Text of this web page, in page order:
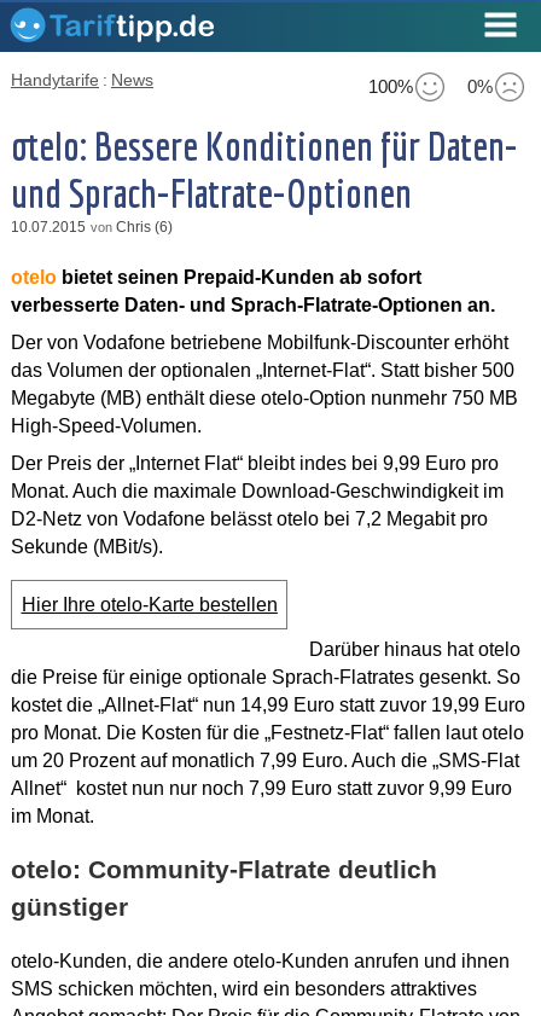
100% 0%
Handytarife : News
otelo: Bessere Konditionen für Daten-
und Sprach-Flatrate-Optionen
10.07.2015 von Chris (6)
otelobietet seinen Prepaid-Kunden ab sofort
verbesserte Daten- und Sprach-Flatrate-Optionen an.
Der von Vodafone betriebene Mobilfunk-Discounter erhöht
das Volumen der optionalen „Internet-Flat“. Statt bisher 500
Megabyte (MB) enthält diese otelo-Option nunmehr 750 MB
High-Speed-Volumen.
Der Preis der „Internet Flat“ bleibt indes bei 9,99 Euro pro
Monat. Auch die maximale Download-Geschwindigkeit im
D2-Netz von Vodafone belässt otelo bei 7,2 Megabit pro
Sekunde (MBit/s).
Hier Ihre otelo-Karte bestellen
Darüber hinaus hat otelo
die Preise für einige optionale Sprach-Flatrates gesenkt. So
kostet die „Allnet-Flat“ nun 14,99 Euro statt zuvor 19,99 Euro
pro Monat. Die Kosten für die „Festnetz-Flat“ fallen laut otelo
um 20 Prozent auf monatlich 7,99 Euro. Auch die „SMS-Flat
Allnet“ kostet nun nur noch 7,99 Euro statt zuvor 9,99 Euro
im Monat.
otelo: Community-Flatrate deutlich
günstiger
otelo-Kunden, die andere otelo-Kunden anrufen und ihnen
SMS schicken möchten, wird ein besonders attraktives